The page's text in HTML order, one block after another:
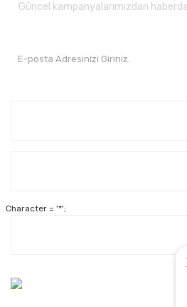
Güncel kampanyalarımızdan
Character = '*';